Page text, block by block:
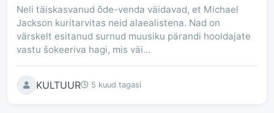
Neli täiskasvanud õde-venda väidavad, et Michael
Jackson kuritarvitas neid alaealistena. Nad on
värskelt esitanud surnud muusiku pärandi hooldajate
vastu šokeeriva hagi, mis väi...
KULTUUR 5 kuud tagasi